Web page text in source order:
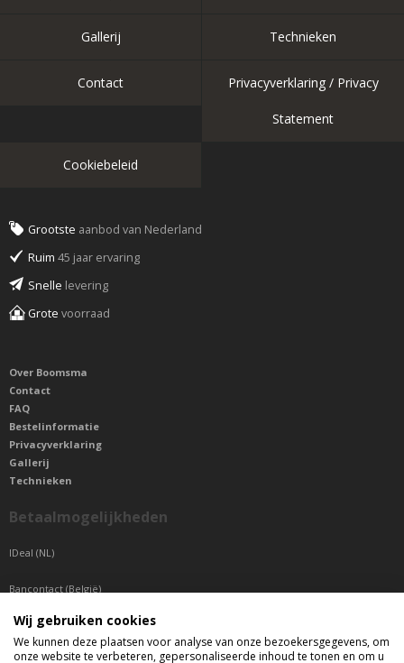
Gallerij Technieken
Contact Privacyverklaring / Privacy
Statement
Cookiebeleid
Grootste aanbod van Nederland
Ruim 45 jaar ervaring
Snelle levering
Grote voorraad
Over Boomsma
Contact
FAQ
Bestelinformatie
Privacyverklaring
Gallerij
Technieken
Betaalmogelijkheden
IDeal (NL)
Bancontact (België)
Sepa betaling (Overige landen)
Wij gebruiken cookies
We kunnen deze plaatsen voor analyse van onze bezoekersgegevens, om
onze website te verbeteren, gepersonaliseerde inhoud te tonen en om u